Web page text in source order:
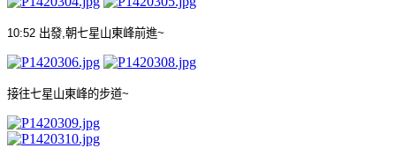
10:52 出發 朝七星山東峰前進~
接往七星山東峰的步道~